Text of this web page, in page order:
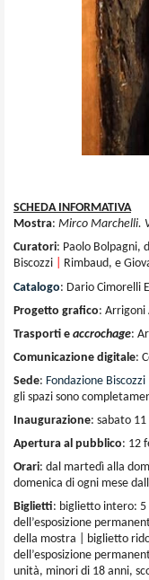
SCHEDA INFORMATIVA
Mostra: Mirco Marchelli.
Curatori: Paolo Bolpagni,
Biscozzi
Rimbaud, e
Catalogo: Dario Cimorelli
Progetto grafico:
Trasporti e accrochage:
Comunicazione digitale:
Sede: Fondazione Biscozzi
gli spazi sono
Inaugurazione: sabato
Apertura al pubblico: 12
Orari: dal martedì alla
domenica di ogni mese
Biglietti: biglietto intero: 5
dell’esposizione
della mostra | biglietto
dell’esposizione
unità, minori di 18 anni,